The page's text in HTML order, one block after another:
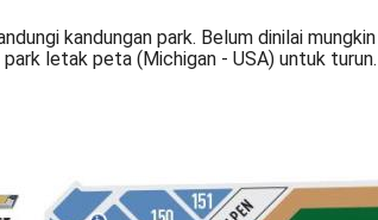
kandungan park. Belum dinilai
park letak peta (Michigan - USA) untuk turun.